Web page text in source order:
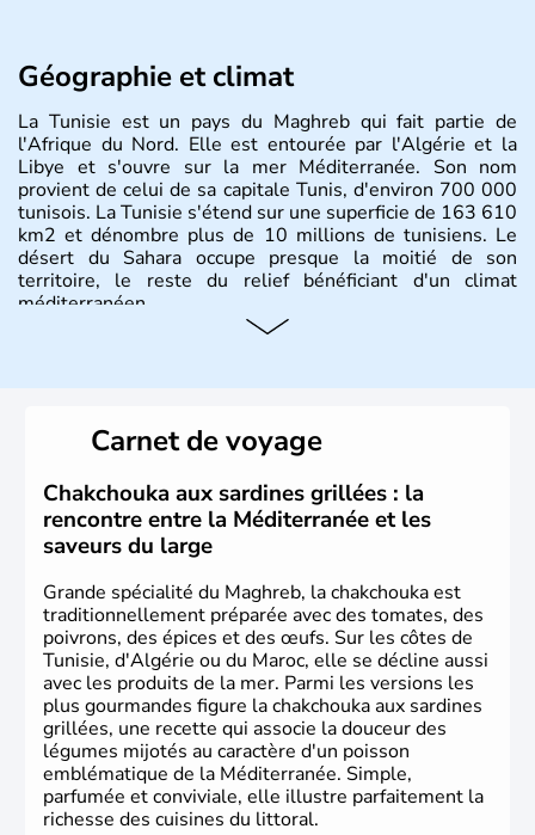
Géographie et climat
La Tunisie est un pays du Maghreb qui fait partie de
l'Afrique du Nord. Elle est entourée par l'Algérie et la
Libye et s'ouvre sur la mer Méditerranée. Son nom
provient de celui de sa capitale Tunis, d'environ 700 000
tunisois. La Tunisie s'étend sur une superficie de 163 610
km2 et dénombre plus de 10 millions de tunisiens. Le
désert du Sahara occupe presque la moitié de son
territoire, le reste du relief bénéficiant d'un climat
méditerranéen.
VIIe siècle où, à la suite de nombreuses guerres, elle
s'arabise et s'islamise. A partir du XVIIIe siècle, elle
s'ouvre à l'Europe et passe rapidement sous le contrôle
de la France. Après de longues négociations, la France
reconnaît l'indépendance de la Tunisie le 20 mars 1956, à
l'exception de la base de Bizerte qui lui sera rendue en
1963.
Carnet de voyage
Chakchouka aux sardines grillées : la
rencontre entre la Méditerranée et les
saveurs du large
Grande spécialité du Maghreb, la chakchouka est
traditionnellement préparée avec des tomates, des
poivrons, des épices et des œufs. Sur les côtes de
Tunisie, d'Algérie ou du Maroc, elle se décline aussi
avec les produits de la mer. Parmi les versions les
plus gourmandes figure la chakchouka aux sardines
grillées, une recette qui associe la douceur des
légumes mijotés au caractère d'un poisson
emblématique de la Méditerranée. Simple,
parfumée et conviviale, elle illustre parfaitement la
richesse des cuisines du littoral.